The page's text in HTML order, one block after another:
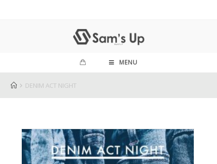
MENU
DENIM ACT NIGHT